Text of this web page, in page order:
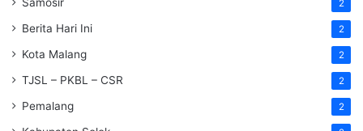
2
Berita Hari Ini 2
Kota Malang 2
TJSL – PKBL – CSR 2
Pemalang 2